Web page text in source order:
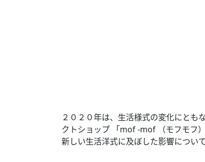
２０２０年は、生活様式の変化にとも
クトショップ 「mof -mof （モフモフ
新しい生活洋式に及ぼした影響につい